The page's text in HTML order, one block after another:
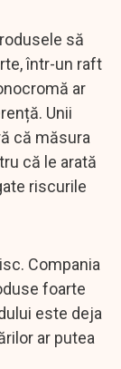
să
într-un raft
ar
Unii
că măsura
că le arată
riscurile
Compania
foarte
este deja
ar putea